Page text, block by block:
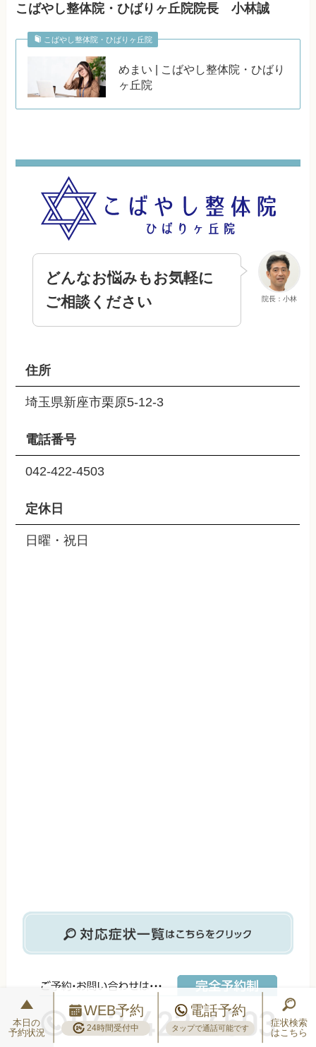
こばやし整体院・ひばりヶ丘院院長 小林誠
こばやし整体院・ひばりヶ丘院
めまい | こばやし整体院・ひばり
ヶ丘院
院長：小林
どんなお悩みもお気軽に
ご相談ください
住所
埼玉県新座市栗原5-12-3
電話番号
042-422-4503
定休日
日曜・祝日
本日の
予約状況
WEB予約
24時間受付中
電話予約
タップで通話可能です
症状検索
はこちら